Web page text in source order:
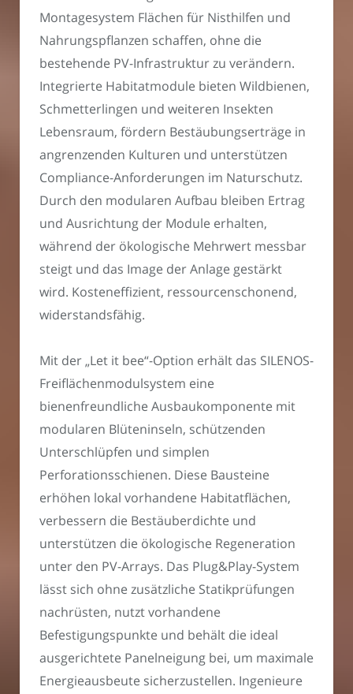
Montagesystem Flächen für Nisthilfen und
Nahrungspflanzen schaffen, ohne die
bestehende PV-Infrastruktur zu verändern.
Integrierte Habitatmodule bieten Wildbienen,
Schmetterlingen und weiteren Insekten
Lebensraum, fördern Bestäubungserträge in
angrenzenden Kulturen und unterstützen
Compliance-Anforderungen im Naturschutz.
Durch den modularen Aufbau bleiben Ertrag
und Ausrichtung der Module erhalten,
während der ökologische Mehrwert messbar
steigt und das Image der Anlage gestärkt
wird. Kosteneffizient, ressourcenschonend,
widerstandsfähig.
Mit der „Let it bee“-Option erhält das SILENOS-
Freiflächenmodulsystem eine
bienenfreundliche Ausbaukomponente mit
modularen Blüteninseln, schützenden
Unterschlüpfen und simplen
Perforationsschienen. Diese Bausteine
erhöhen lokal vorhandene Habitatflächen,
verbessern die Bestäuberdichte und
unterstützen die ökologische Regeneration
unter den PV-Arrays. Das Plug&Play-System
lässt sich ohne zusätzliche Statikprüfungen
nachrüsten, nutzt vorhandene
Befestigungspunkte und behält die ideal
ausgerichtete Panelneigung bei, um maximale
Energieausbeute sicherzustellen. Ingenieure